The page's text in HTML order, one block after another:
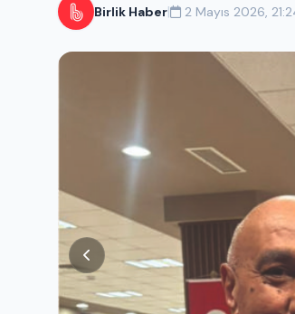
Birlik Haber| 2 Mayıs 2026,